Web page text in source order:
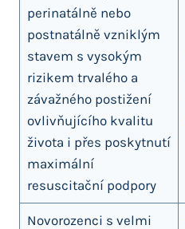
perinatálně nebo
postnatálně vzniklým
stavem s vysokým
rizikem trvalého a
závažného postižení
ovlivňujícího kvalitu
života i přes poskytnutí
maximální
resuscitační podpory
Novorozenci s velmi